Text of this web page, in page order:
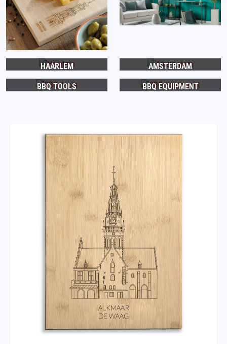
HAARLEM AMSTERDAM
BBQ TOOLS BBQ EQUIPMENT